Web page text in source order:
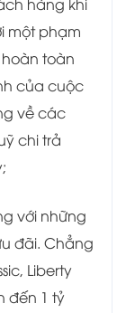
hàng khi
một phạm
toàn
của cuộc
về các
chi trả
với những
đãi. Chẳng
Liberty
đến 1 tỷ